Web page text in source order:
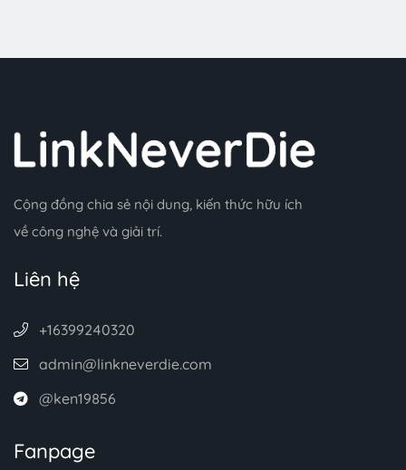
Cộng đồng chia sẻ nội dung, kiến thức hữu ích
về công nghệ và giải trí.
Liên hệ
+16399240320
admin@linkneverdie.com
@ken19856
Fanpage